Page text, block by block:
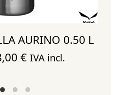
AURINO 0.50 L
€El
actual
IVA incl.